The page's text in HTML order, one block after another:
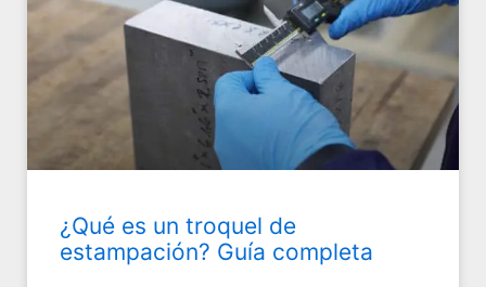
¿Qué es un troquel de
estampación? Guía completa